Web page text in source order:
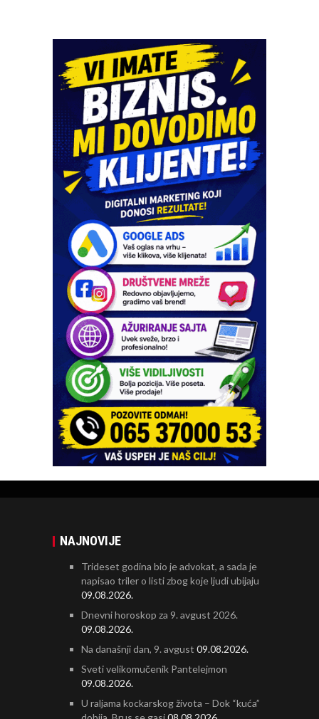
NAJNOVIJE
Trideset godina bio je advokat, a sada je
napisao triler o listi zbog koje ljudi ubijaju
09.08.2026.
Dnevni horoskop za 9. avgust 2026.
09.08.2026.
Na današnji dan, 9. avgust 09.08.2026.
Sveti velikomučenik Pantelejmon
09.08.2026.
U raljama kockarskog života – Dok “kuća”